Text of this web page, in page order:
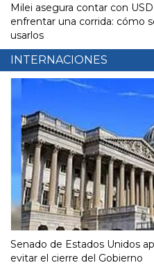
Milei asegura contar con
enfrentar una corrida: cómo
usarlos
INTERNACIONES
Senado de Estados Unidos
evitar el cierre del Gobierno